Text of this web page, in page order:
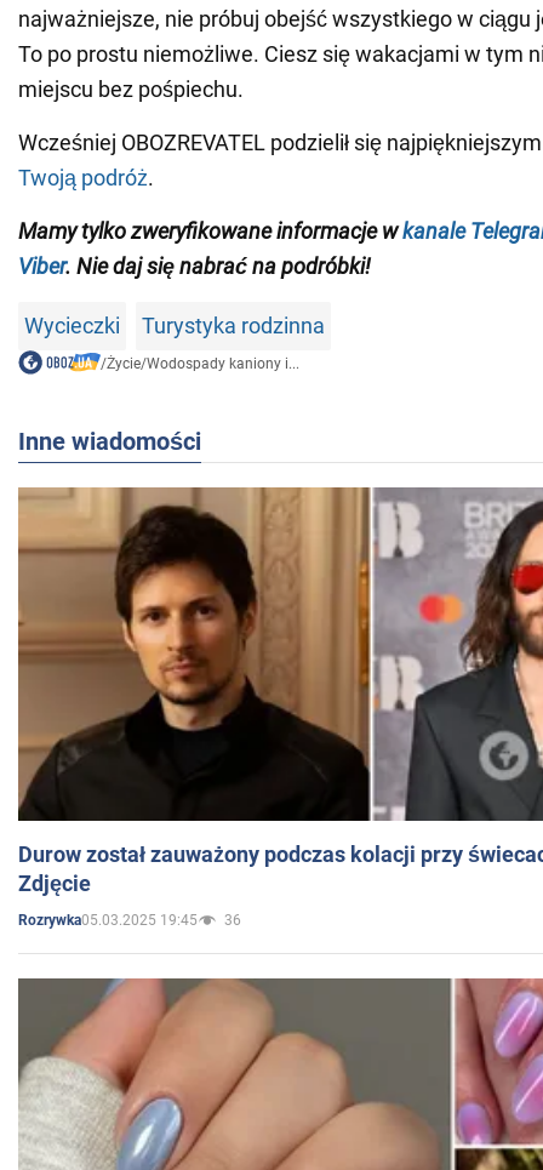
najważniejsze, nie próbuj obejść wszystkiego w ciągu
To po prostu niemożliwe. Ciesz się wakacjami w tym
miejscu bez pośpiechu.
Wcześniej OBOZREVATEL podzielił się
Twoją podróż.
Mamy tylko zweryfikowane informacje wkanale
Viber. Nie daj się nabrać na podróbki!
Wycieczki Turystyka rodzinna
/Życie/Wodospady kaniony i...
Inne wiadomości
Durow został zauważony podczas kolacji przy
Zdjęcie
Rozrywka05.03.2025 19:45 36